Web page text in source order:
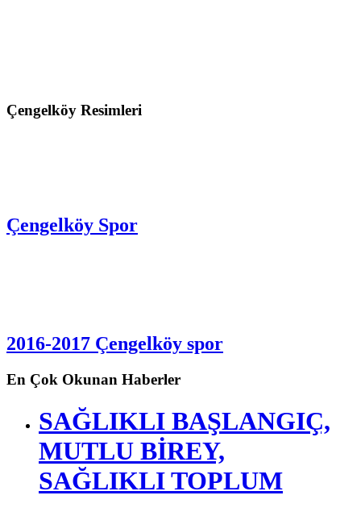
Çengelköy Spor
2016-2017 Çengelköy spor
SAĞLIKLI BAŞLANGIÇ,
MUTLU BİREY,
SAĞLIKLI TOPLUM